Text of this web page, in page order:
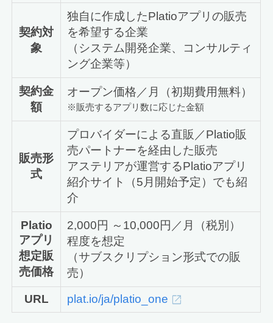
契約対
象
独自に作成したPlatioアプリの販売
を希望する企業
（システム開発企業、コンサルティ
ング企業等）
契約金
額
オープン価格／月（初期費用無料）
※販売するアプリ数に応じた金額
販売形
式
プロバイダーによる直販／Platio販
売パートナーを経由した販売
アステリアが運営するPlatioアプリ
紹介サイト（5月開始予定）でも紹
介
Platio
アプリ
想定販
売価格
2,000円 ～10,000円／月（税別）
程度を想定
（サブスクリプション形式での販
売）
URL plat.io/ja/platio_one